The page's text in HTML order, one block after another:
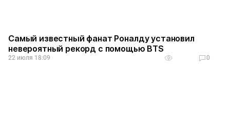
Самый известный фанат Роналду установил
невероятный рекорд с помощью BTS
22 июля 18:09 0